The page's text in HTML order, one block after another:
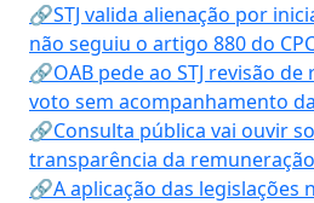
🔗STJ valida alienação por
não seguiu o artigo 880 do
🔗OAB pede ao STJ revisão
voto sem acompanhamento
🔗Consulta pública vai ouvir
transparência da
🔗A aplicação das legislações